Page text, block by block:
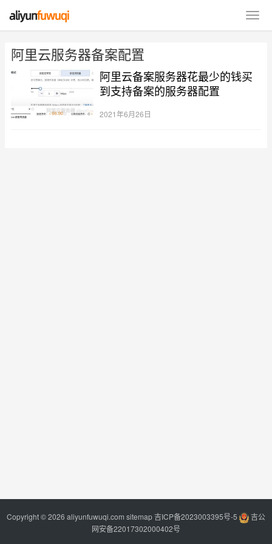
阿里云服务器备案配置
阿里云备案服务器花最少的钱买
到支持备案的服务器配置
2021年6月26日
Copyright © 2026 aliyunfuwuqi.com sitemap吉ICP备2023003395号-5
吉公
网安备22017302000402号